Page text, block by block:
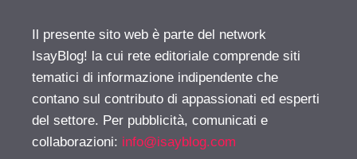
Il presente sito web è parte del network
IsayBlog! la cui rete editoriale comprende siti
tematici di informazione indipendente che
contano sul contributo di appassionati ed esperti
del settore. Per pubblicità, comunicati e
collaborazioni: info@isayblog.com